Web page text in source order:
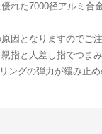
れた7000径アルミ合
因となりますのでご注
指と人差し指でつま
ングの弾力が緩み止め